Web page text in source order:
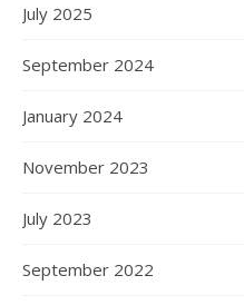
July 2025
September 2024
January 2024
November 2023
July 2023
September 2022